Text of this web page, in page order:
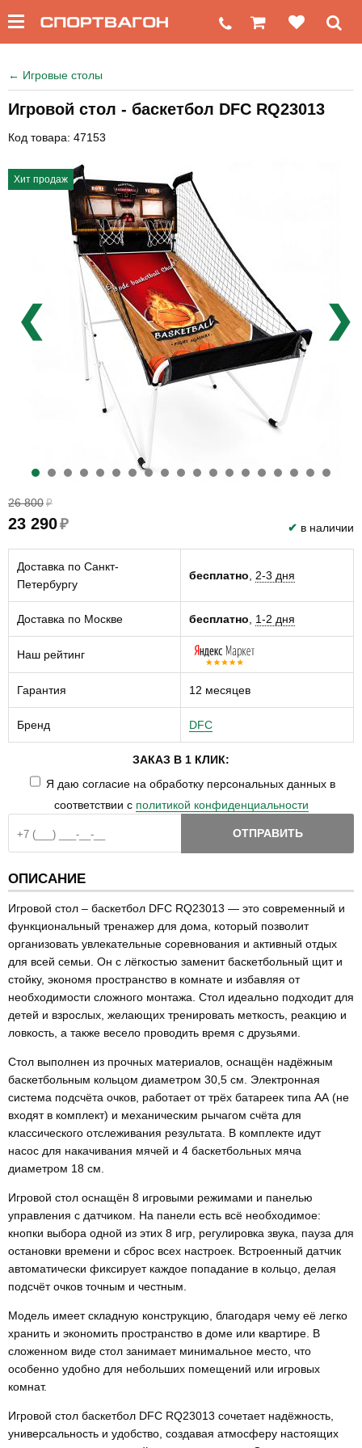
← Игровые столы
Игровой стол - баскетбол DFC RQ23013
Код товара: 47153
Хит продаж
❮ ❯
26 800 ₽
23 290₽ ✔ в наличии
Доставка по Санкт-
Петербургу
бесплатно 2-3 дня
Доставка по Москве бесплатно 1-2 дня
Наш рейтинг
Гарантия 12 месяцев
Бренд DFC
ЗАКАЗ В 1 КЛИК:
Я даю согласие на обработку персональных данных в
соответствии с политикой конфиденциальности
ОТПРАВИТЬ
ОПИСАНИЕ
Игровой стол – баскетбол DFC RQ23013 — это современный и
функциональный тренажер для дома, который позволит
организовать увлекательные соревнования и активный отдых
для всей семьи. Он с лёгкостью заменит баскетбольный щит и
стойку, экономя пространство в комнате и избавляя от
необходимости сложного монтажа. Стол идеально подходит для
детей и взрослых, желающих тренировать меткость, реакцию и
ловкость, а также весело проводить время с друзьями.
Стол выполнен из прочных материалов, оснащён надёжным
баскетбольным кольцом диаметром 30,5 см. Электронная
система подсчёта очков, работает от трёх батареек типа АА (не
входят в комплект) и механическим рычагом счёта для
классического отслеживания результата. В комплекте идут
насос для накачивания мячей и 4 баскетбольных мяча
диаметром 18 см.
Игровой стол оснащён 8 игровыми режимами и панелью
управления с датчиком. На панели есть всё необходимое:
кнопки выбора одной из этих 8 игр, регулировка звука, пауза для
остановки времени и сброс всех настроек. Встроенный датчик
автоматически фиксирует каждое попадание в кольцо, делая
подсчёт очков точным и честным.
Модель имеет складную конструкцию, благодаря чему её легко
хранить и экономить пространство в доме или квартире. В
сложенном виде стол занимает минимальное место, что
особенно удобно для небольших помещений или игровых
комнат.
Игровой стол баскетбол DFC RQ23013 сочетает надёжность,
универсальность и удобство, создавая атмосферу настоящих